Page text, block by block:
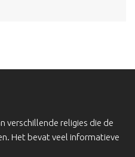
verschillende religies die de
Het bevat veel informatieve